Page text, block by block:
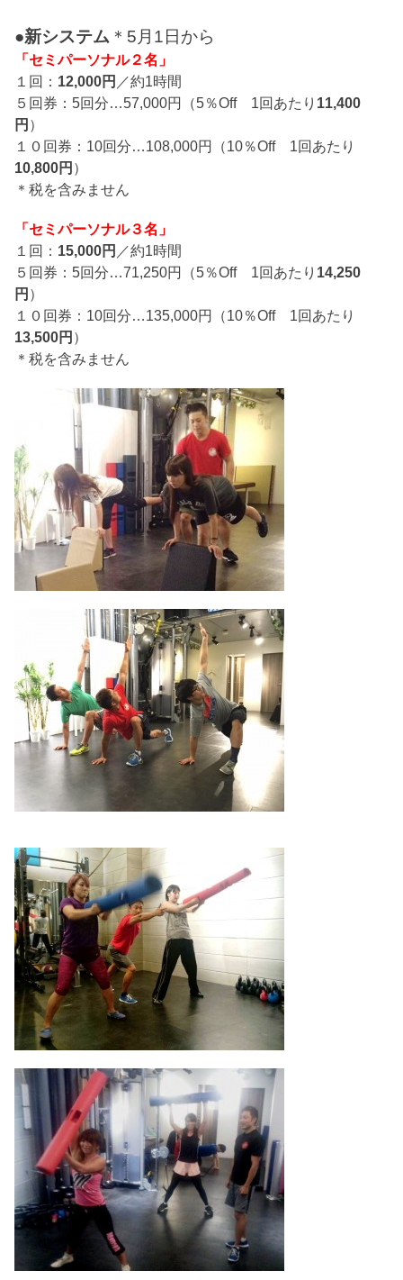
●新システム ＊5月1日から
「セミパーソナル２名」
１回： 12,000円 ／約1時間
５回券：5回分…57,000円（5％Off 1回あたり 11,400
円 ）
１０回券：10回分…108,000円（10％Off 1回あたり
10,800円 ）
＊税を含みません
「セミパーソナル３名」
１回： 15,000円 ／約1時間
５回券：5回分…71,250円（5％Off 1回あたり 14,250
円 ）
１０回券：10回分…135,000円（10％Off 1回あたり
13,500円 ）
＊税を含みません